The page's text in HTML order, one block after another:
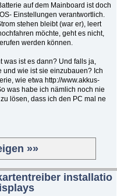
auf dem Mainboard ist doch
Einstellungen verantwortlich.
stehen bleibt (war er), leert
möchte, geht es nicht,
werden können.
ist es dann? Und falls ja,
wie ist sie einzubauen? Ich
wie etwa http://www.akkus-
was habe ich nämlich noch nie
lösen, dass ich den PC mal ne
»»
installatio